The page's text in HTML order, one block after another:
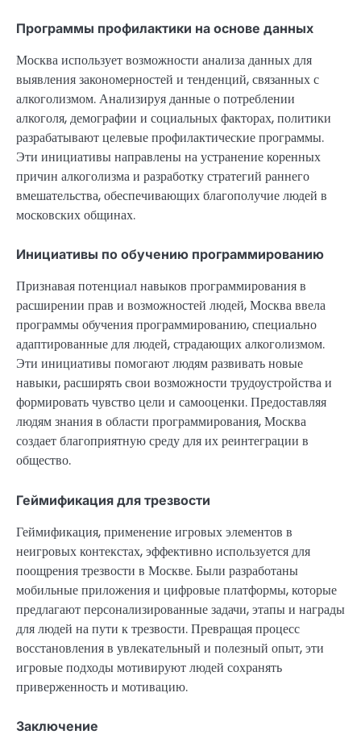
Программы профилактики на основе данных
Москва использует возможности анализа данных для
выявления закономерностей и тенденций, связанных с
алкоголизмом. Анализируя данные о потреблении
алкоголя, демографии и социальных факторах, политики
разрабатывают целевые профилактические программы.
Эти инициативы направлены на устранение коренных
причин алкоголизма и разработку стратегий раннего
вмешательства, обеспечивающих благополучие людей в
московских общинах.
Инициативы по обучению программированию
Признавая потенциал навыков программирования в
расширении прав и возможностей людей, Москва ввела
программы обучения программированию, специально
адаптированные для людей, страдающих алкоголизмом.
Эти инициативы помогают людям развивать новые
навыки, расширять свои возможности трудоустройства и
формировать чувство цели и самооценки. Предоставляя
людям знания в области программирования, Москва
создает благоприятную среду для их реинтеграции в
общество.
Геймификация для трезвости
Геймификация, применение игровых элементов в
неигровых контекстах, эффективно используется для
поощрения трезвости в Москве. Были разработаны
мобильные приложения и цифровые платформы, которые
предлагают персонализированные задачи, этапы и награды
для людей на пути к трезвости. Превращая процесс
восстановления в увлекательный и полезный опыт, эти
игровые подходы мотивируют людей сохранять
приверженность и мотивацию.
Заключение